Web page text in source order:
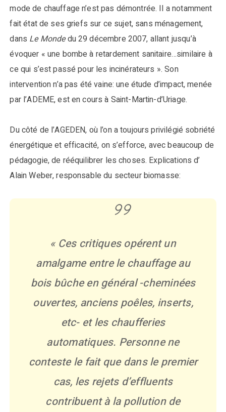
mode de chauffage n’est pas démontrée. Il a notamment
fait état de ses griefs sur ce sujet, sans ménagement,
dans Le Mondedu 29 décembre 2007, allant jusqu’à
évoquer « une bombe à retardement sanitaire…similaire à
ce qui s’est passé pour les incinérateurs ». Son
intervention n’a pas été vaine: une étude d’impact, menée
par l’ADEME, est en cours à Saint-Martin-d’Uriage.
Du côté de l’AGEDEN, où l’on a toujours privilégié sobriété
énergétique et efficacité, on s’efforce, avec beaucoup de
pédagogie, de rééquilibrer les choses. Explications d’
Alain Weber, responsable du secteur biomasse:
« Ces critiques opérent un
amalgame entre le chauffage au
bois bûche en général -cheminées
ouvertes, anciens poêles, inserts,
etc- et les chaufferies
automatiques. Personne ne
conteste le fait que dans le premier
cas, les rejets d’effluents
contribuent à la pollution de